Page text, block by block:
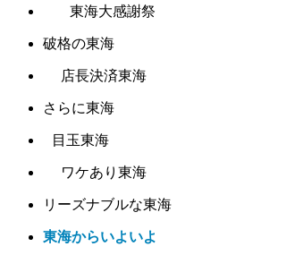
東海大感謝祭
破格の東海
店長決済東海
さらに東海
目玉東海
ワケあり東海
リーズナブルな東海
東海からいよいよ